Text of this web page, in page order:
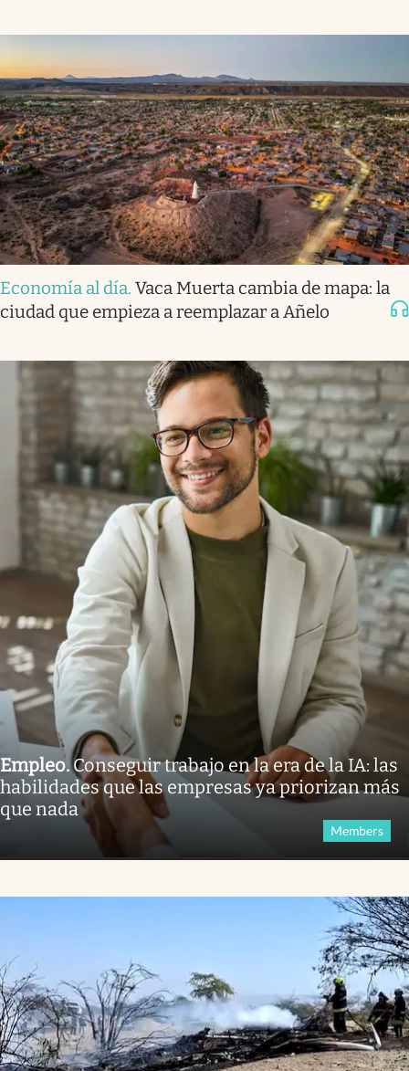
Economía al día. Vaca Muerta cambia de mapa: la
ciudad que empieza a reemplazar a Añelo
Empleo.Conseguir trabajo en la era de la IA: las
habilidades que las empresas ya priorizan más
que nada
Members